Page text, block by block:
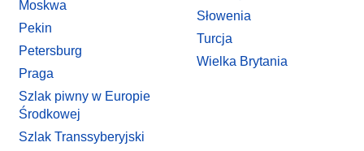
Moskwa
Pekin
Petersburg
Praga
Szlak piwny w Europie
Środkowej
Szlak Transsyberyjski
Słowenia
Turcja
Wielka Brytania